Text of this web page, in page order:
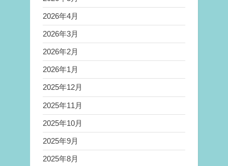
2026年4月
2026年3月
2026年2月
2026年1月
2025年12月
2025年11月
2025年10月
2025年9月
2025年8月